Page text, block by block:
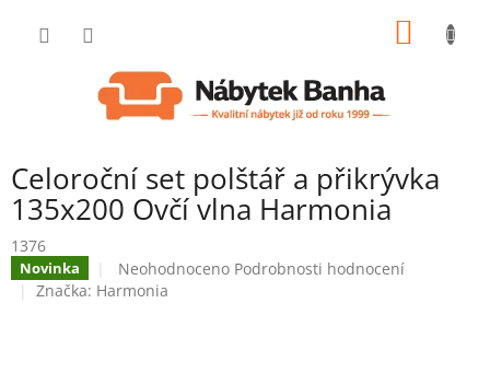
Celoroční set polštář a přikrývka
135x200 Ovčí vlna Harmonia
1376
Novinka
Průměrné
hodnocení
Neohodnoceno Podrobnosti hodnocení
Značka: Harmonia